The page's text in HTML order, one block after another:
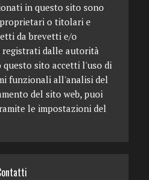
in questo sito sono
o titolari e
da brevetti e/o
registrati dalle autorità
questo sito accetti l'uso di
funzionali all'analisi del
del sito web, puoi
le impostazioni del